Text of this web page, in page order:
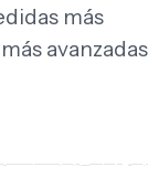
más
avanzadas